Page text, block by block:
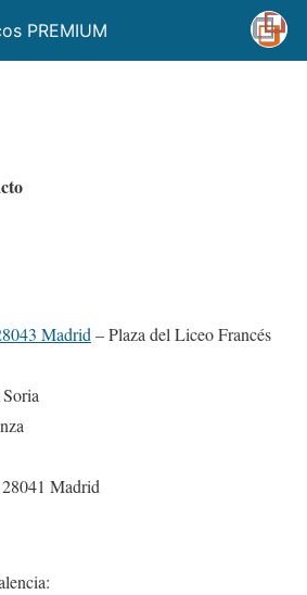
PREMIUM
Madrid– Plaza del Liceo Francés
Madrid